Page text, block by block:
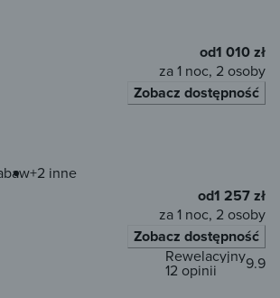
od1 010 zł
za 1 noc, 2 osoby
Zobacz dostępność
+2 inne
od1 257 zł
za 1 noc, 2 osoby
Zobacz dostępność
9.9
Rewelacyjny
12 opinii